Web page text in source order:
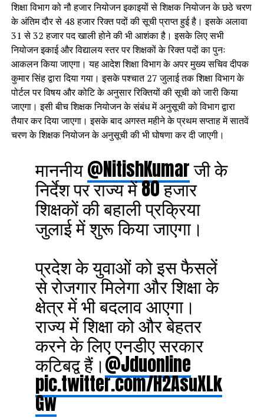
शिक्षा विभाग को नौ हजार नियोजन इकाइयों से शिक्षक नियोजन के छठे चरण
के अंतिम दौर से 48 हजार रिक्त पदों की सूची प्राप्त हुई है। इसके अलावा
31 से 32 हजार पद खाली होने की भी आशंका है। इसके लिए सभी
नियोजन इकाई और विद्यालय स्तर पर शिक्षकों के रिक्त पदों का पुनः
आकलन किया जाएगा। यह आदेश शिक्षा विभाग के अपर मुख्य सचिव दीपक
कुमार सिंह द्वारा दिया गया। इसके पश्चात 27 जुलाई तक शिक्षा विभाग के
पोर्टल पर विषय और कोटि के अनुसार रिक्तियों की सूची को जारी किया
जाएगा। इसी बीच शिक्षक नियोजन के संबंध में अनुसूची को विभाग द्वारा
तैयार कर दिया जाएगा। इसके बाद अगस्त महीने के प्रथम सप्ताह में सातवें
चरण के शिक्षक नियोजन के अनुसूची की भी घोषणा कर दी जाएगी।
माननीय@NitishKumarजी के
निर्देश पर राज्य में 80 हजार
शिक्षकों की बहाली प्रक्रिया
जुलाई में शुरू किया जाएगा।
प्रदेश के युवाओं को इस फैसलें
से रोजगार मिलेगा और शिक्षा के
क्षेत्र में भी बदलाव आएगा।
राज्य में शिक्षा को और बेहतर
करने के लिए एनडीए सरकार
कटिबद्व हैं।@Jduonline
pic.twitter.com/H2AsuXLk
Gw